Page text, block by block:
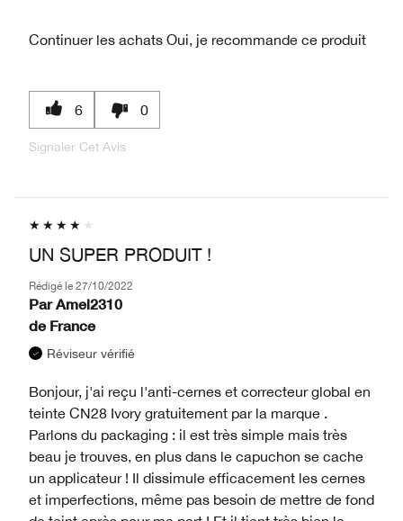
Continuer les achats Oui, je recommande ce produit
6 0
Signaler Cet Avis
UN SUPER PRODUIT !
Rédigé le 27/10/2022
Par Amel2310
de France
Réviseur vérifié
Bonjour, j'ai reçu l'anti-cernes et correcteur global en
teinte CN28 Ivory gratuitement par la marque .
Parlons du packaging : il est très simple mais très
beau je trouves, en plus dans le capuchon se cache
un applicateur ! Il dissimule efficacement les cernes
et imperfections, même pas besoin de mettre de fond